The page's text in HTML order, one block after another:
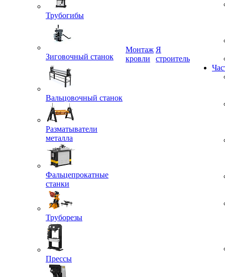
Трубогибы
Зиговочный станок
Вальцовочный станок
Разматыватели
металла
Фальцепрокатные
станки
Труборезы
Прессы
кровли
строитель